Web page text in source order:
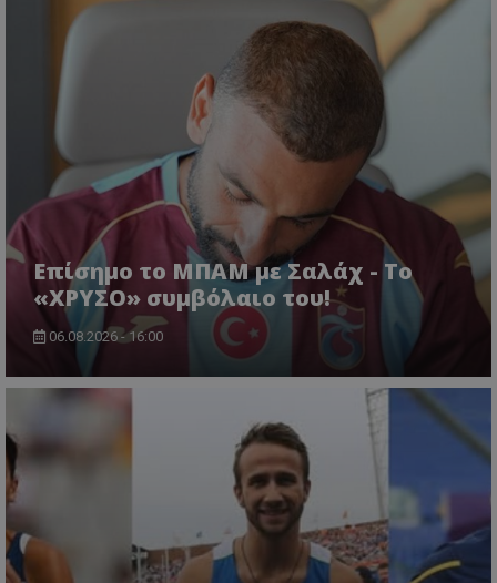
Επίσημο το ΜΠΑΜ με Σαλάχ - Το
«ΧΡΥΣΟ» συμβόλαιο του!
06.08.2026 - 16:00